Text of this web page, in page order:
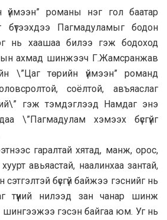
үймээн” романы нэг гол баатар
бүтээхдээ Пагмадуламыг бодон
нь хаашаа билээ гэж бодоход
ахмад шинжээч Г.Жамсранжав
\”Цаг төрийн үймээн” романд
соёлтой, авъяаслаг
бий\” гэж тэмдэглээд Намдаг энэ
\”Пагмадулам хэмээх бүсгүйг
гаралтай хятад, манж, орос,
авьяастай, наалинхаа зантай,
бүсгүй байжээ гэснийг нь
түүний нилээд зан чанар шинж
гэсэн байгаа юм. Уг нь